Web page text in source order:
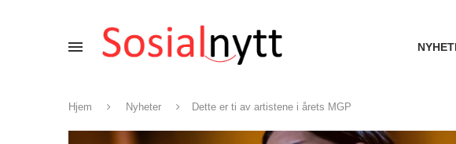
Hjem Nyheter Dette er ti av artistene i årets MGP